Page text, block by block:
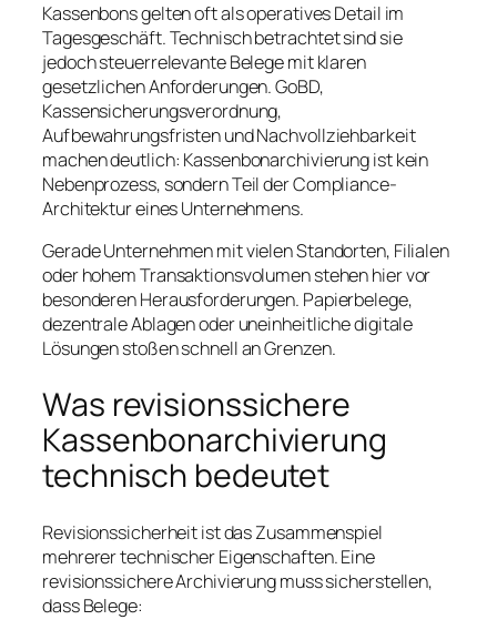
Kassenbons gelten oft als operatives Detail im
Tagesgeschäft. Technisch betrachtet sind sie
jedoch steuerrelevante Belege mit klaren
gesetzlichen Anforderungen. GoBD,
Kassensicherungsverordnung,
Aufbewahrungsfristen und Nachvollziehbarkeit
machen deutlich: Kassenbonarchivierung ist kein
Nebenprozess, sondern Teil der Compliance-
Architektur eines Unternehmens.
Gerade Unternehmen mit vielen Standorten, Filialen
oder hohem Transaktionsvolumen stehen hier vor
besonderen Herausforderungen. Papierbelege,
dezentrale Ablagen oder uneinheitliche digitale
Lösungen stoßen schnell an Grenzen.
Was revisionssichere
Kassenbonarchivierung
technisch bedeutet
Revisionssicherheit ist das Zusammenspiel
mehrerer technischer Eigenschaften. Eine
revisionssichere Archivierung muss sicherstellen,
dass Belege: